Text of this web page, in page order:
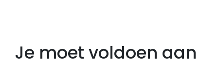
Je moet voldoen aan